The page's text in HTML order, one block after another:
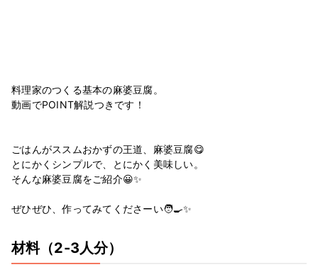
料理家のつくる基本の麻婆豆腐。
動画でPOINT解説つきです！
ごはんがススムおかずの王道、麻婆豆腐😋
とにかくシンプルで、とにかく美味しい。
そんな麻婆豆腐をご紹介😀✨
ぜひぜひ、作ってみてくださーい🧑‍🍳✨
材料（2-3人分）